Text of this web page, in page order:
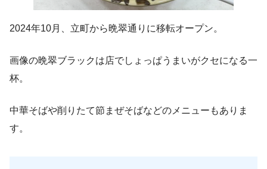
2024年10月、立町から晩翠通りに移転オープン。
画像の晩翠ブラックは店でしょっぱうまいがクセになる一
杯。
中華そばや削りたて節まぜそばなどのメニューもありま
す。